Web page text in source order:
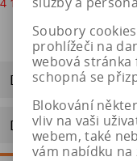
Dotaz na výrobek
Doporučit výrobek
Soubory
prohlížeči na
webová stránka
schopná se
Blokování
vliv na vaši
webem, také
vám nabídku na